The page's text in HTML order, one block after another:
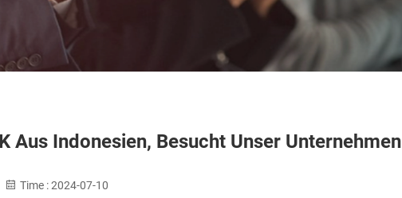
Aus Indonesien, Besucht Unser Unternehmen
Time : 2024-07-10